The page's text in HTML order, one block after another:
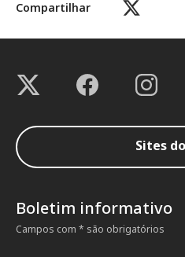
Compartilhar
Sites
Boletim informativo
Campos com * são obrigatórios